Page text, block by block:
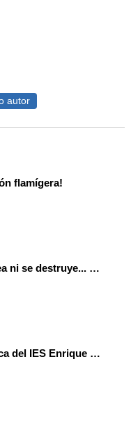
autor
flamígera!
La energía ni se crea ni se destruye... ¡se experimenta! El Tierno en la Feria Madrid es Ciencia 2026
El Gabinete de Física del IES Enrique Tierno Galván de Parla (Curso 25-26)